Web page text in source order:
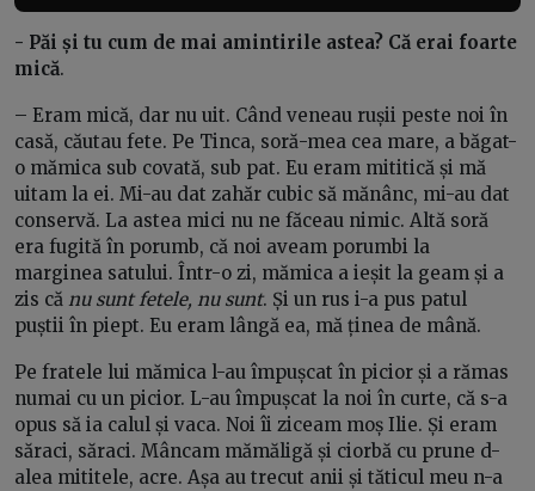
- Păi și tu cum de mai amintirile astea? Că erai foarte
mică.
– Eram mică, dar nu uit. Când veneau rușii peste noi în
casă, căutau fete. Pe Tinca, soră-mea cea mare, a băgat-
o mămica sub covată, sub pat. Eu eram mititică și mă
uitam la ei. Mi-au dat zahăr cubic să mănânc, mi-au dat
conservă. La astea mici nu ne făceau nimic. Altă soră
era fugită în porumb, că noi aveam porumbi la
marginea satului. Într-o zi, mămica a ieșit la geam și a
zis că nu sunt fetele, nu sunt. Și un rus i-a pus patul
puștii în piept. Eu eram lângă ea, mă ținea de mână.
Pe fratele lui mămica l-au împușcat în picior și a rămas
numai cu un picior. L-au împușcat la noi în curte, că s-a
opus să ia calul și vaca. Noi îi ziceam moș Ilie. Și eram
săraci, săraci. Mâncam mămăligă și ciorbă cu prune d-
alea mititele, acre. Așa au trecut anii și tăticul meu n-a